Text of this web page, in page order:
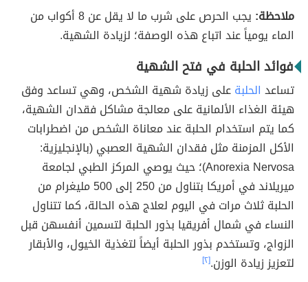
ملاحظة:
يجب الحرص على شرب ما لا يقل عن 8 أكواب من
الماء يومياً عند اتباع هذه الوصفة؛ لزيادة الشهية.
فوائد الحلبة في فتح الشهية
تساعد الحلبةعلى زيادة شهية الشخص، وهي تساعد وفق
هيئة الغذاء الألمانية على معالجة مشاكل فقدان الشهية،
كما يتم استخدام الحلبة عند معاناة الشخص من اضطرابات
الأكل المزمنة مثل فقدان الشهية العصبي (بالإنجليزية:
Anorexia Nervosa)؛ حيث يوصي المركز الطبي لجامعة
ميريلاند في أمريكا بتناول من 250 إلى 500 مليغرام من
الحلبة ثلاث مرات في اليوم لعلاج هذه الحالة، كما تتناول
النساء في شمال أفريقيا بذور الحلبة لتسمين أنفسهن قبل
الزواج، وتستخدم بذور الحلبة أيضاً لتغذية الخيول، والأبقار
لتعزيز زيادة الوزن.[٢]